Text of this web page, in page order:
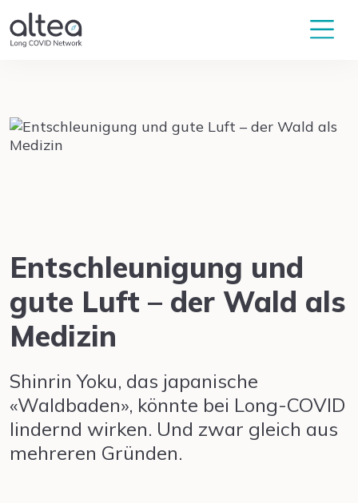
Entschleunigung und
gute Luft – der Wald als
Medizin
Shinrin Yoku, das japanische
«Waldbaden», könnte bei Long-COVID
lindernd wirken. Und zwar gleich aus
mehreren Gründen.